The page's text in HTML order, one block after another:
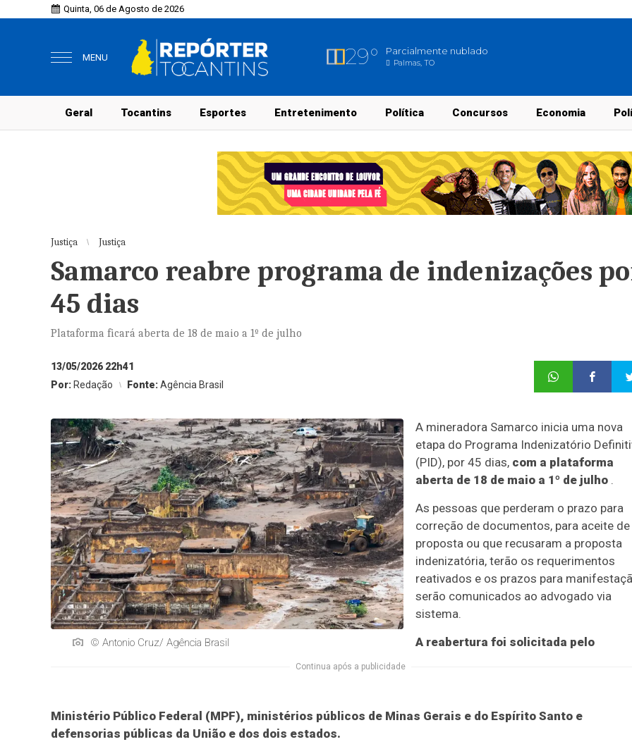
Quinta, 06 de Agosto de 2026
MENU 29° Parcialmente nublado
Palmas, TO
Geral Tocantins Esportes Entretenimento Política Concursos Economia
Justiça Justiça
Samarco reabre programa de indenizações
45 dias
Plataforma ficará aberta de 18 de maio a 1º de julho
13/05/2026 22h41
Por: Redação Fonte:Agência Brasil
© Antonio Cruz/ Agência Brasil
A mineradora Samarco inicia uma nova
etapa do Programa Indenizatório
(PID), por 45 dias, com a plataforma
aberta de 18 de maio a 1º de julho .
As pessoas que perderam o prazo para
correção de documentos, para aceite de
proposta ou que recusaram a proposta
indenizatória, terão os requerimentos
reativados e os prazos para
serão comunicados ao advogado via
sistema.
Continua após a publicidade
A reabertura foi solicitada pelo
Ministério Público Federal (MPF), ministérios públicos de Minas Gerais e do Espírito Santo e
defensorias públicas da União e dos dois estados.